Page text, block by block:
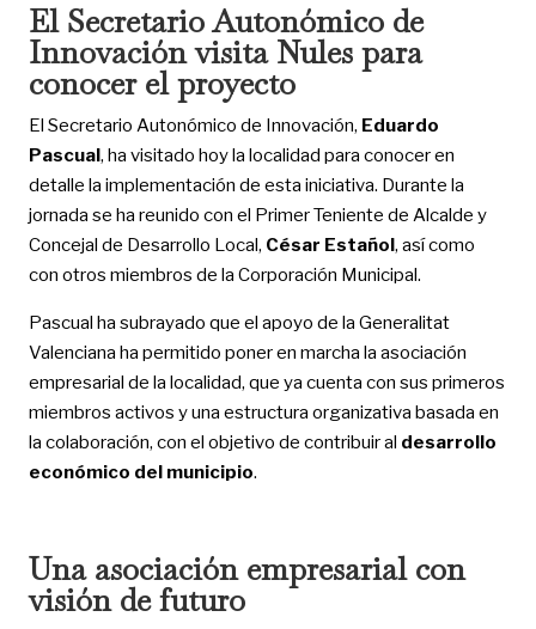
El Secretario Autonómico de
Innovación visita Nules para
conocer el proyecto
El Secretario Autonómico de Innovación, Eduardo
Pascual, ha visitado hoy la localidad para conocer en
detalle la implementación de esta iniciativa. Durante la
jornada se ha reunido con el Primer Teniente de Alcalde y
Concejal de Desarrollo Local, César Estañol, así como
con otros miembros de la Corporación Municipal.
Pascual ha subrayado que el apoyo de la Generalitat
Valenciana ha permitido poner en marcha la asociación
empresarial de la localidad, que ya cuenta con sus primeros
miembros activos y una estructura organizativa basada en
la colaboración, con el objetivo de contribuir al desarrollo
económico del municipio.
Una asociación empresarial con
visión de futuro